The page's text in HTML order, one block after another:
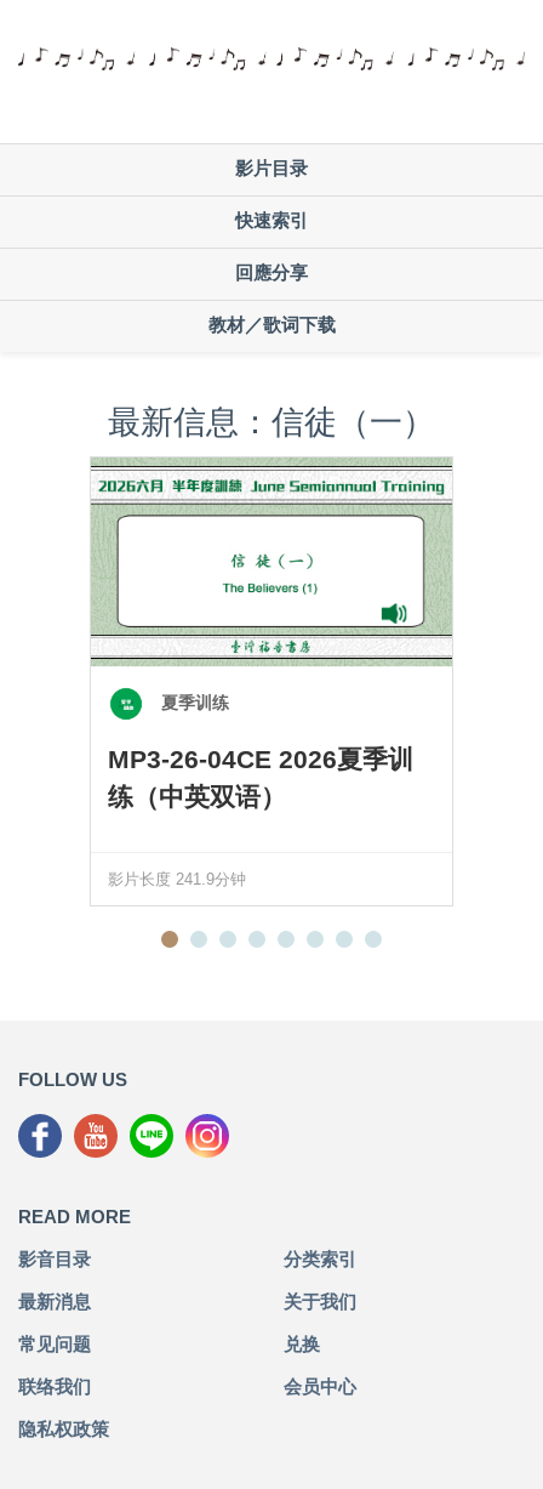
影片目录
快速索引
回應分享
教材／歌词下载
最新信息：信徒（一）
夏季训练
MP3-26-04CE 2026夏季训
练（中英双语）
影片长度 241.9分钟
FOLLOW US
READ MORE
影音目录 分类索引
最新消息 关于我们
常见问题 兑换
联络我们 会员中心
隐私权政策